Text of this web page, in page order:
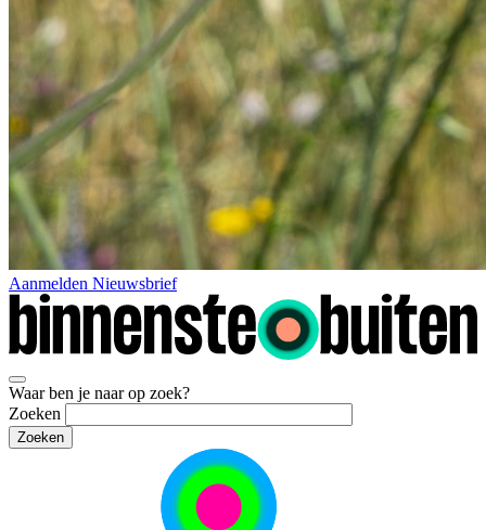
Aanmelden Nieuwsbrief
Waar ben je naar op zoek?
Zoeken